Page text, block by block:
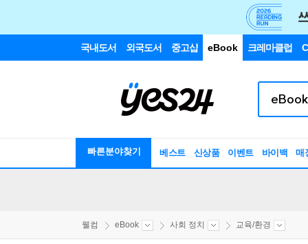
국내도서 외국도서 중고샵 eBook 크레마클럽
빠른분야찾기 베스트 신상품 이벤트 바이백 매
웰컴 eBook 사회 정치 교육/환경